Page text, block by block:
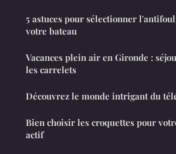
5 astuces pour sélectionner
votre bateau
Vacances plein air en Gironde :
les carrelets
Découvrez le monde intrigant du
Bien choisir les croquettes pour
actif